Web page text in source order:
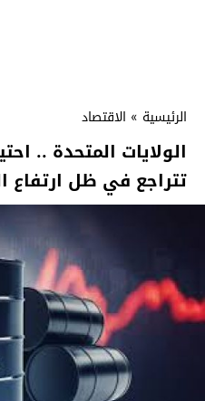
الرئيسية » الاقتصاد
الولايات المتحدة ..
تتراجع في ظل ارتفاع